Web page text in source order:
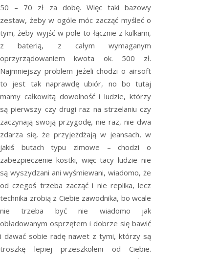
50 – 70 zł za dobę. Więc taki bazowy
zestaw, żeby w ogóle móc zacząć myśleć o
tym, żeby wyjść w pole to łącznie z kulkami,
z baterią, z całym wymaganym
oprzyrządowaniem kwota ok. 500 zł.
Najmniejszy problem jeżeli chodzi o airsoft
to jest tak naprawdę ubiór, no bo tutaj
mamy całkowitą dowolność i ludzie, którzy
są pierwszy czy drugi raz na strzelaniu czy
zaczynają swoją przygodę, nie raz, nie dwa
zdarza się, że przyjeżdżają w jeansach, w
jakiś butach typu zimowe – chodzi o
zabezpieczenie kostki, więc tacy ludzie nie
są wyszydzani ani wyśmiewani, wiadomo, że
od czegoś trzeba zacząć i nie replika, lecz
technika zrobią z Ciebie zawodnika, bo wcale
nie trzeba być nie wiadomo jak
obładowanym osprzętem i dobrze się bawić
i dawać sobie radę nawet z tymi, którzy są
troszkę lepiej przeszkoleni od Ciebie.